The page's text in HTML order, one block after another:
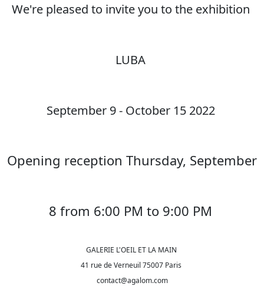
We're pleased to invite you to the exhibition
LUBA
September 9 - October 15 2022
Opening reception Thursday, September
8 from 6:00 PM to 9:00 PM
GALERIE L'OEIL ET LA MAIN
41 rue de Verneuil 75007 Paris
contact@agalom.com